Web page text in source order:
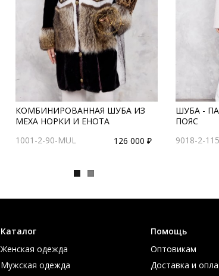
КОМБИНИРОВАННАЯ ШУБА ИЗ
МЕХА НОРКИ И ЕНОТА
1001-2-90-MUL
126 000 ₽
ШУБА -
ПОЯС
9018-2-
Каталог
Женская одежда
Мужская одежда
Помощь
Оптовикам
Доставка и